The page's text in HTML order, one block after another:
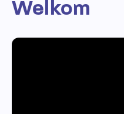
Welkom